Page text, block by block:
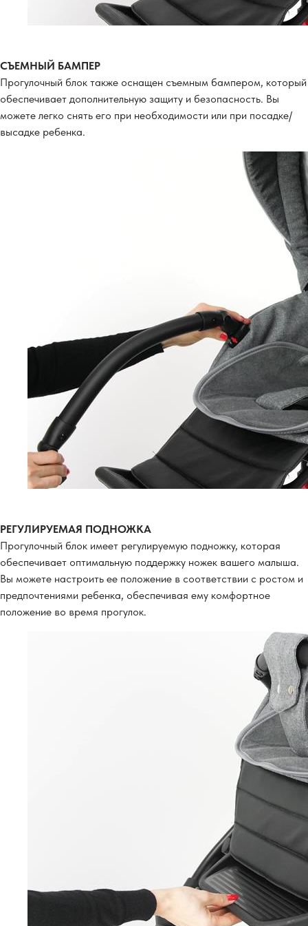
СЪЕМНЫЙ БАМПЕР
Прогулочный блок также оснащен съемным бампером, который
обеспечивает дополнительную защиту и безопасность. Вы
можете легко снять его при необходимости или при посадке/
высадке ребенка.
РЕГУЛИРУЕМАЯ ПОДНОЖКА
Прогулочный блок имеет регулируемую подножку, которая
обеспечивает оптимальную поддержку ножек вашего малыша.
Вы можете настроить ее положение в соответствии с ростом и
предпочтениями ребенка, обеспечивая ему комфортное
положение во время прогулок.